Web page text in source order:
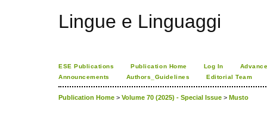
Lingue e Linguaggi
ESE Publications Publication Home Log In
Announcements
Authors_Guidelines Editorial Team
Publication Home > Volume 70 (2025) - Special Issue > Musto